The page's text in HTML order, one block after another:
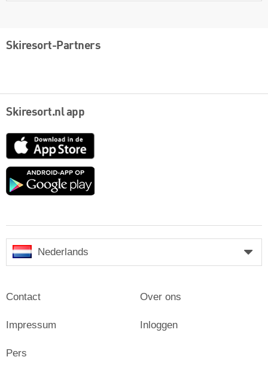
Skiresort-Partners
Skiresort.nl app
App
Google
Nederlands
Contact
Impressum
Pers
Over ons
Inloggen